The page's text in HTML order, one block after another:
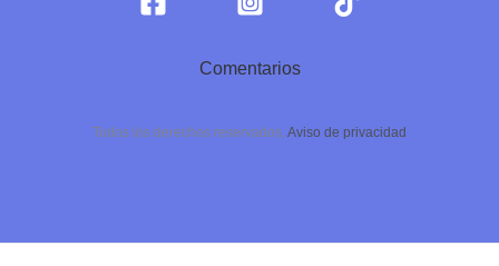
Comentarios
Todos los derechos reservados. Aviso de privacidad